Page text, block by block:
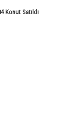
Konut Satıldı